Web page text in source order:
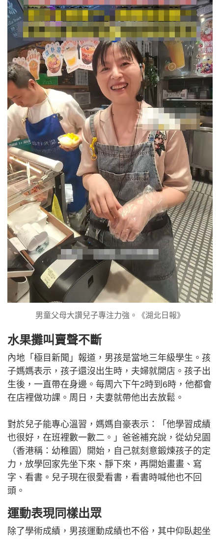
男童父母大讚兒子專注力強。《湖北日報》
水果攤叫賣聲不斷
內地「極目新聞」報道，男孩是當地三年級學生。孩
子媽媽表示，孩子還沒出生時，夫婦就開店。孩子出
生後，一直帶在身邊。每周六下午2時到6時，他都會
在店裡做功課。周日，夫妻就帶他出去放鬆。
對於兒子能專心溫習，媽媽自豪表示：「他學習成績
也很好，在班裡數一數二。」爸爸補充說，從幼兒園
（香港稱：幼稚園）開始，自己就刻意鍛煉孩子的定
力，放學回家先坐下來、靜下來，再開始畫畫、寫
字、看書。兒子現在很愛看書，看書時喊他也不回
頭。
運動表現同樣出眾
除了學術成績，男孩運動成績也不俗，其中仰臥起坐